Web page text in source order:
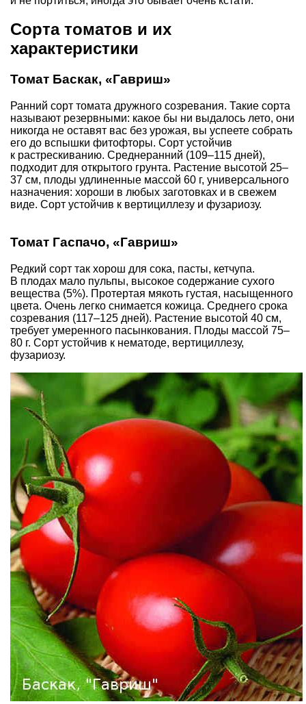
Сорта томатов и их
характеристики
Томат Баскак, «Гавриш»
Ранний сорт томата дружного созревания. Такие сорта
называют резервными: какое бы ни выдалось лето, они
никогда не оставят вас без урожая, вы успеете собрать
его до вспышки фитофторы. Сорт устойчив
к растрескиванию. Среднеранний (109–115 дней),
подходит для открытого грунта. Растение высотой 25–
37 см, плоды удлиненные массой 60 г, универсального
назначения: хороши в любых заготовках и в свежем
виде. Сорт устойчив к вертициллезу и фузариозу.
Томат Гаспачо, «Гавриш»
Редкий сорт так хорош для сока, пасты, кетчупа.
В плодах мало пульпы, высокое содержание сухого
вещества (5%). Протертая мякоть густая, насыщенного
цвета. Очень легко снимается кожица. Среднего срока
созревания (117–125 дней). Растение высотой 40 см,
требует умеренного пасынкования. Плоды массой 75–
80 г. Сорт устойчив к нематоде, вертициллезу,
фузариозу.